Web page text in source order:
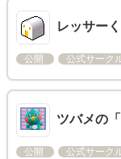
レッサー
公開 公式サーク
ツバメの
公開 公式サーク